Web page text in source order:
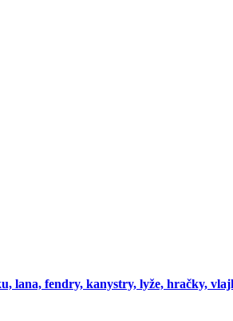
lana, fendry, kanystry, lyže, hračky,